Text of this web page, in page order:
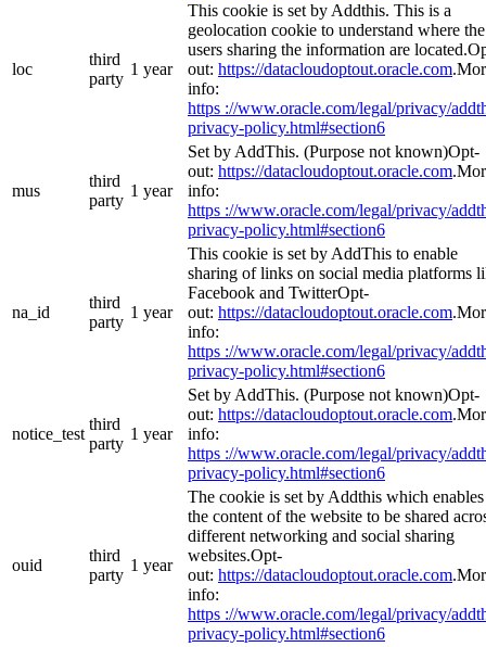
loc
third
party
1 year
This cookie is set by Addthis. This is a
geolocation cookie to understand where the
users sharing the information are
out: https://datacloudoptout.oracle.com
info:
https ://www.oracle.com/legal/privacy/
privacy-policy.html#section6
mus
third
party
1 year
Set by AddThis. (Purpose not known)Opt-
out: https://datacloudoptout.oracle.com
info:
https ://www.oracle.com/legal/privacy/
privacy-policy.html#section6
na_id
third
party
1 year
This cookie is set by AddThis to enable
sharing of links on social media platforms
Facebook and TwitterOpt-
out: https://datacloudoptout.oracle.com
info:
https ://www.oracle.com/legal/privacy/
privacy-policy.html#section6
notice_test
third
party
1 year
Set by AddThis. (Purpose not known)Opt-
out: https://datacloudoptout.oracle.com
info:
https ://www.oracle.com/legal/privacy/
privacy-policy.html#section6
ouid
third
party
1 year
The cookie is set by Addthis which enables
the content of the website to be shared
different networking and social sharing
websites.Opt-
out: https://datacloudoptout.oracle.com
info:
https ://www.oracle.com/legal/privacy/
privacy-policy.html#section6